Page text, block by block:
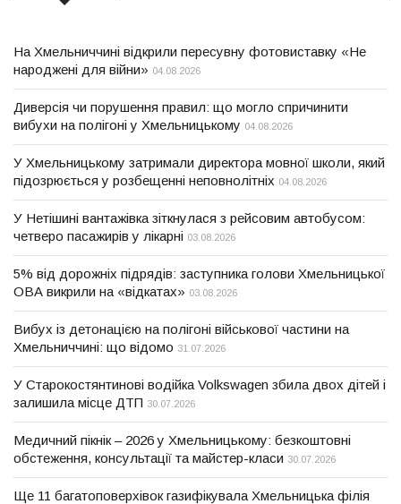
На Хмельниччині відкрили пересувну фотовиставку «Не
народжені для війни» 04.08.2026
Диверсія чи порушення правил: що могло спричинити
вибухи на полігоні у Хмельницькому 04.08.2026
У Хмельницькому затримали директора мовної школи, який
підозрюється у розбещенні неповнолітніх 04.08.2026
У Нетішині вантажівка зіткнулася з рейсовим автобусом:
четверо пасажирів у лікарні 03.08.2026
5% від дорожніх підрядів: заступника голови Хмельницької
ОВА викрили на «відкатах» 03.08.2026
Вибух із детонацією на полігоні військової частини на
Хмельниччині: що відомо 31.07.2026
У Старокостянтинові водійка Volkswagen збила двох дітей і
залишила місце ДТП 30.07.2026
Медичний пікнік – 2026 у Хмельницькому: безкоштовні
обстеження, консультації та майстер-класи 30.07.2026
Ще 11 багатоповерхівок газифікувала Хмельницька філія